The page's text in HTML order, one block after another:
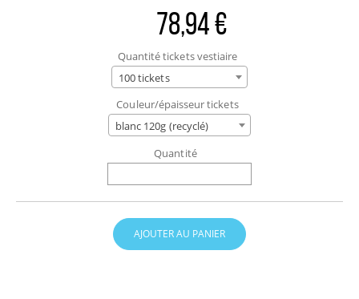
78,94 €
Quantité tickets vestiaire
100 tickets
Couleur/épaisseur tickets
blanc 120g (recyclé)
Quantité
AJOUTER AU PANIER